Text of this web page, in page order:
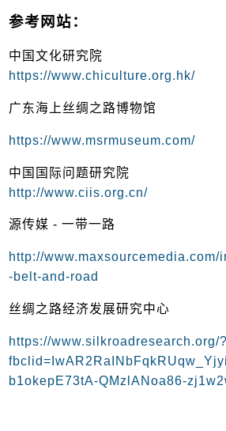
参考网站：
中国文化研究院
https://www.chiculture.org.hk/
广东海上丝绸之路博物馆
https://www.msrmuseum.com/
中国国际问题研究院
http://www.ciis.org.cn/
源传媒 - 一带一路
http://www.maxsourcemedia.com/
-belt-and-road
丝绸之路经济发展研究中心
https://www.silkroadresearch.org/?
b1okepE73tA-QMzlANoa86-